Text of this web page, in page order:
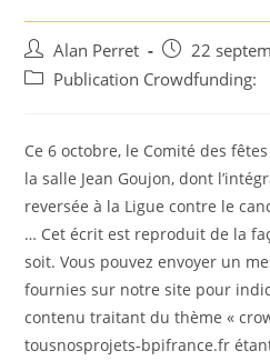
Auteur/autrice
de
Alan Perret
Post
published:
22
PostPublication Crowdfunding:
Ce 6 octobre, le Comité des
la salle Jean Goujon, dont
reversée à la Ligue contre le
… Cet écrit est reproduit de la
soit. Vous pouvez envoyer un
fournies sur notre site pour
contenu traitant du thème «
tousnosprojets-bpifrance.fr